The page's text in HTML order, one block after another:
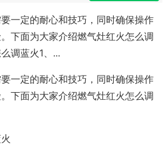
一定的耐心和技巧，同时确保操作
下面为大家介绍燃气灶红火怎么调
调蓝火1、...
一定的耐心和技巧，同时确保操作
下面为大家介绍燃气灶红火怎么调